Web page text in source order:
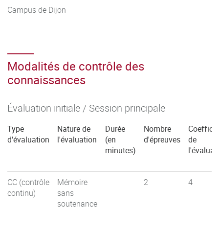
Campus de Dijon
Modalités de contrôle des
connaissances
Évaluation initiale / Session principale
Type
d'évaluation
Nature de
l'évaluation
Durée
(en
minutes)
Nombre
d'épreuves
de
CC (contrôle
continu)
Mémoire
sans
soutenance
2 4